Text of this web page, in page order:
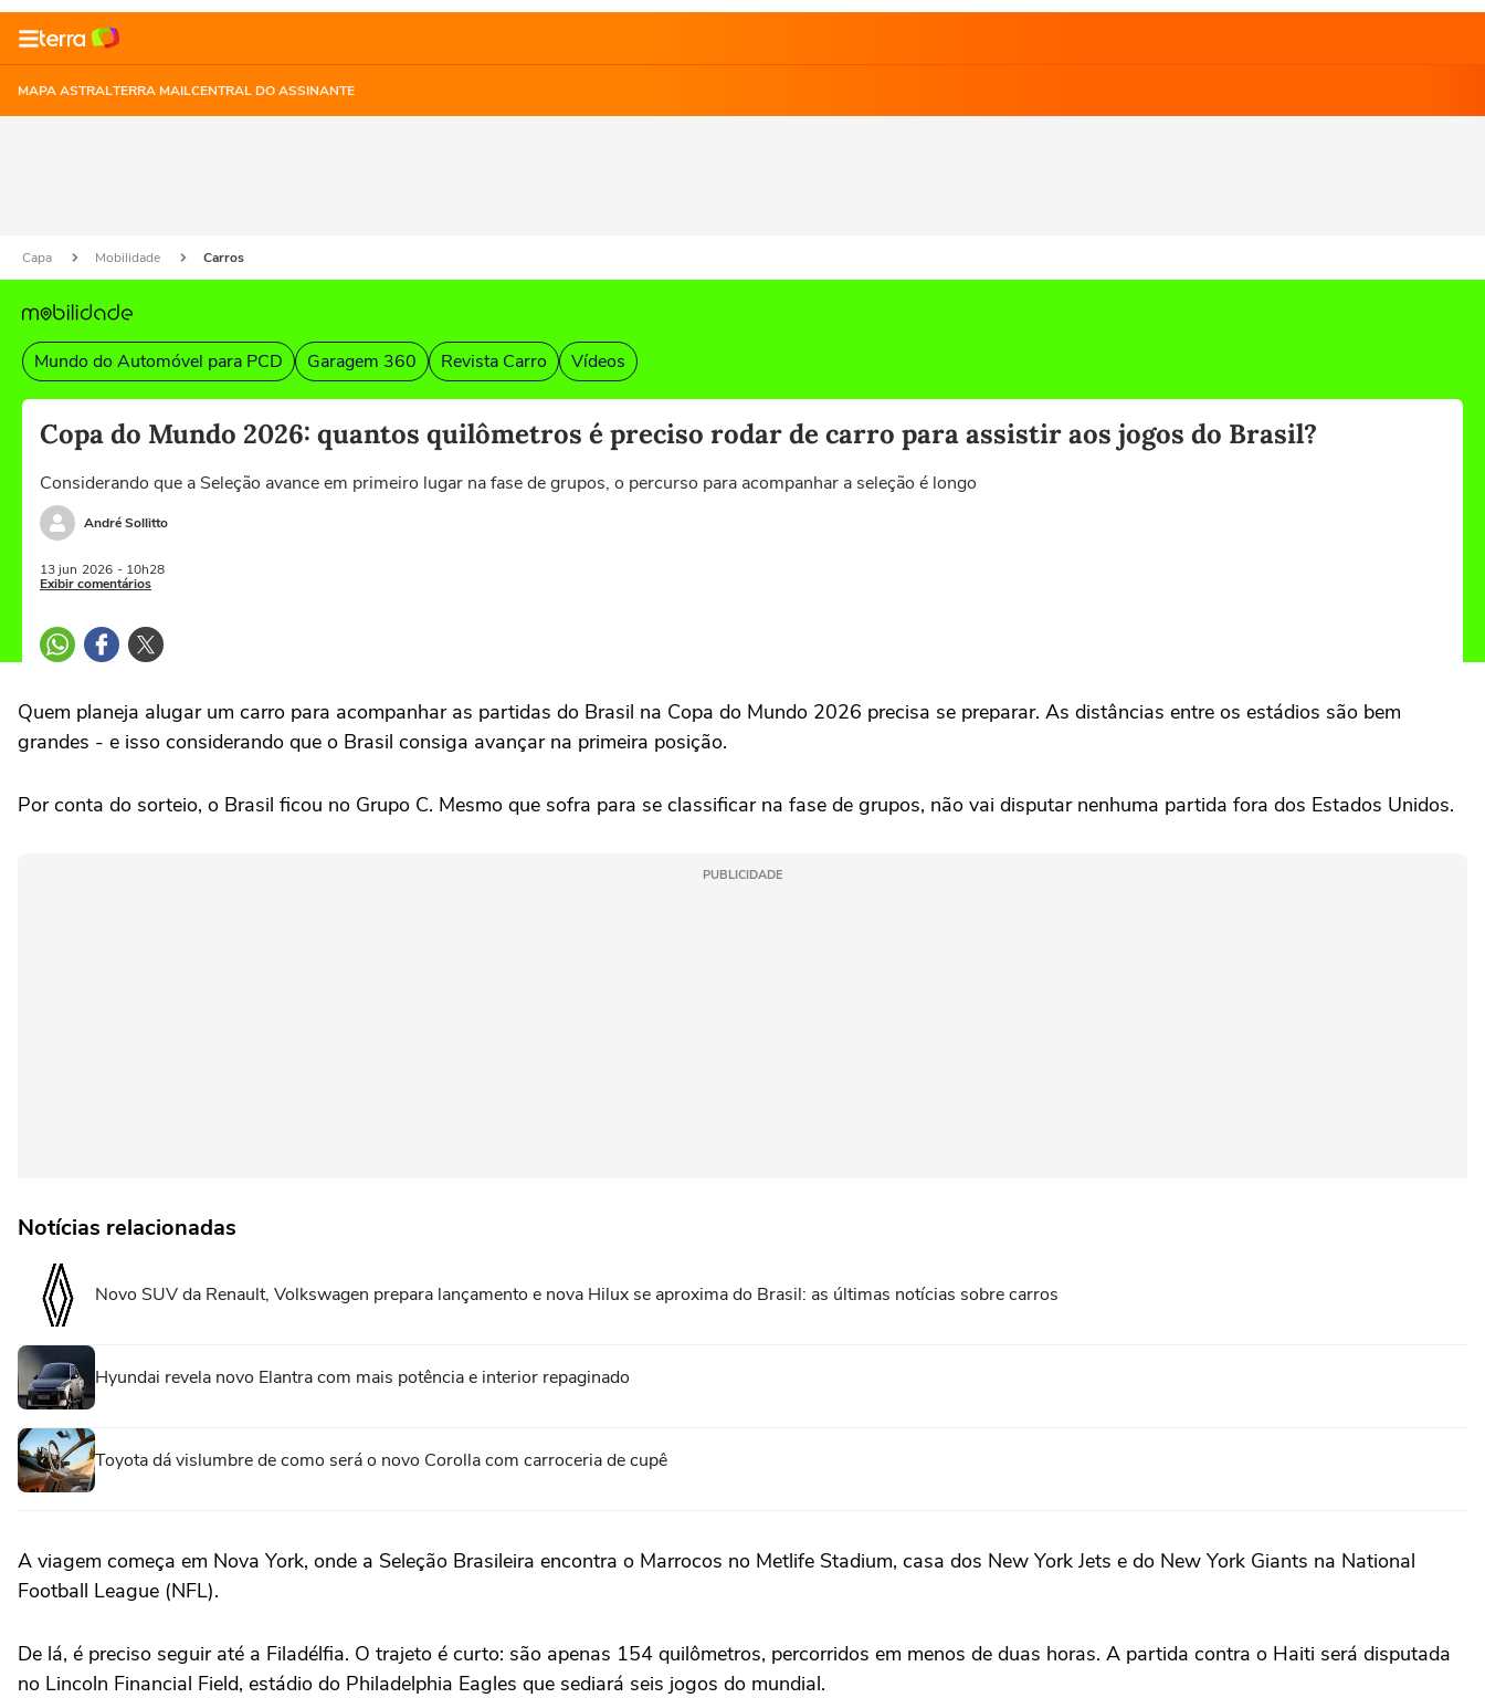
MAPA ASTRALTERRA MAILCENTRAL DO ASSINANTE
Capa Mobilidade Carros
Mundo do Automóvel para PCD Garagem 360 Revista Carro Vídeos
Copa do Mundo 2026: quantos quilômetros é preciso rodar de carro para assistir aos jogos do Brasil?
Considerando que a Seleção avance em primeiro lugar na fase de grupos, o percurso para acompanhar a seleção é longo
André Sollitto
13 jun 2026 - 10h28
Exibir comentários
Quem planeja alugar um carro para acompanhar as partidas do Brasil na Copa do Mundo 2026 precisa se preparar. As distâncias entre os estádios são bem
grandes - e isso considerando que o Brasil consiga avançar na primeira posição.
Por conta do sorteio, o Brasil ficou no Grupo C. Mesmo que sofra para se classificar na fase de grupos, não vai disputar nenhuma partida fora dos Estados Unidos.
PUBLICIDADE
Notícias relacionadas
Novo SUV da Renault, Volkswagen prepara lançamento e nova Hilux se aproxima do Brasil: as últimas notícias sobre carros
Hyundai revela novo Elantra com mais potência e interior repaginado
Toyota dá vislumbre de como será o novo Corolla com carroceria de cupê
A viagem começa em Nova York, onde a Seleção Brasileira encontra o Marrocos no Metlife Stadium, casa dos New York Jets e do New York Giants na National
Football League (NFL).
De lá, é preciso seguir até a Filadélfia. O trajeto é curto: são apenas 154 quilômetros, percorridos em menos de duas horas. A partida contra o Haiti será disputada
no Lincoln Financial Field, estádio do Philadelphia Eagles que sediará seis jogos do mundial.